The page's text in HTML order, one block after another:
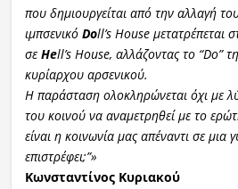
που δημιουργείται από την αλλαγή
ιμπσενικό Doll’s House μετατρέπεται
σεHell’s House, αλλάζοντας το “Do”
κυρίαρχου αρσενικού.
Η παράσταση ολοκληρώνεται όχι με
του κοινού να αναμετρηθεί με το
είναι η κοινωνία μας απέναντι σε μια
επιστρέφει;”»
Κωνσταντίνος Κυριακού